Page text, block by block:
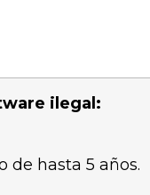
ilegal :
de hasta 5 años.